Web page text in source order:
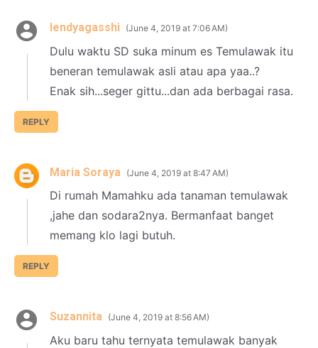
lendyagasshi June 4, 2019 at 7:06 AM
Dulu waktu SD suka minum es Temulawak itu
beneran temulawak asli atau apa yaa..?
Enak sih...seger gittu...dan ada berbagai rasa.
REPLY
Maria Soraya June 4, 2019 at 8:47 AM
Di rumah Mamahku ada tanaman temulawak
,jahe dan sodara2nya. Bermanfaat banget
memang klo lagi butuh.
REPLY
Suzannita June 4, 2019 at 8:56 AM
Aku baru tahu ternyata temulawak banyak